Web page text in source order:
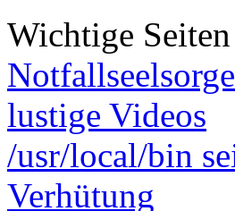
Wichtige Seiten
lustige Videos
/usr/local/bin
Verhütung